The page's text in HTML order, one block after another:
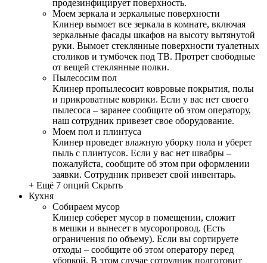
продезинфицирует поверхность.
Моем зеркала и зеркальные поверхности
Клинер вымоет все зеркала в комнате, включая
зеркальные фасады шкафов на высоту вытянутой
руки. Вымоет стеклянные поверхности туалетных
столиков и тумбочек под ТВ. Протрет свободные
от вещей стеклянные полки.
Пылесосим пол
Клинер пропылесосит ковровые покрытия, полы
и прикроватные коврики. Если у вас нет своего
пылесоса – заранее сообщите об этом оператору,
наш сотрудник привезет свое оборудование.
Моем пол и плинтуса
Клинер проведет влажную уборку пола и уберет
пыль с плинтусов. Если у вас нет швабры –
пожалуйста, сообщите об этом при оформлении
заявки. Сотрудник привезет свой инвентарь.
+ Ещё 7 опций Скрыть
Кухня
Собираем мусор
Клинер соберет мусор в помещении, сложит
в мешки и вынесет в мусоропровод. (Есть
ограничения по объему). Если вы сортируете
отходы – сообщите об этом оператору перед
уборкой. В этом случае сотрудник подготовит